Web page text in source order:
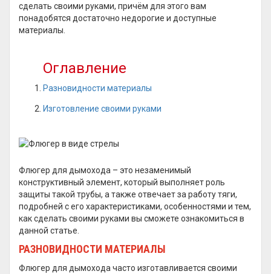
сделать своими руками, причём для этого вам
понадобятся достаточно недорогие и доступные
материалы.
Оглавление
Разновидности материалы
Изготовление своими руками
Флюгер для дымохода – это незаменимый
конструктивный элемент, который выполняет роль
защиты такой трубы, а также отвечает за работу тяги,
подробней с его характеристиками, особенностями и тем,
как сделать своими руками вы сможете ознакомиться в
данной статье.
РАЗНОВИДНОСТИ МАТЕРИАЛЫ
Флюгер для дымохода часто изготавливается своими